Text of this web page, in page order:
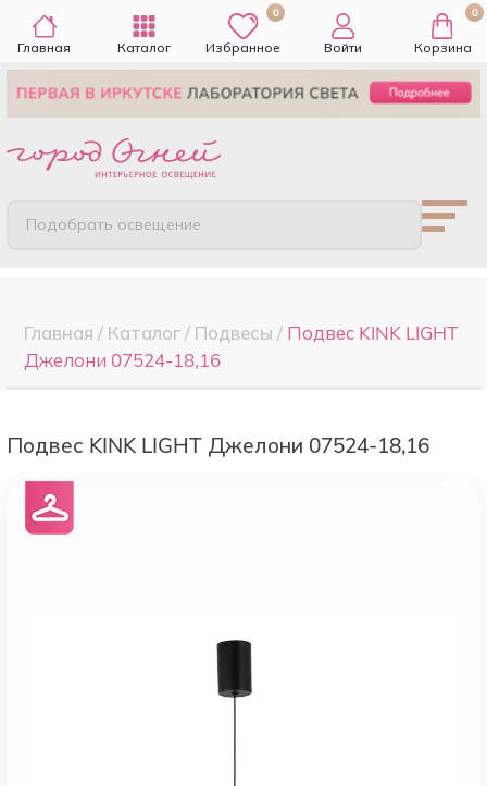
Главная Каталог
0
Избранное Войти
0
Корзина
Подобрать освещение
Главная / Каталог/ Подвесы / Подвес KINK LIGHT
Джелони 07524-18,16
Подвес KINK LIGHT Джелони 07524-18,16